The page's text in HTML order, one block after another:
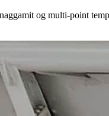
og multi-point